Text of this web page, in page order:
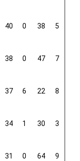
40 0 38 5
38 0 47 7
37 6 22 8
34 1 30 3
31 0 64 9